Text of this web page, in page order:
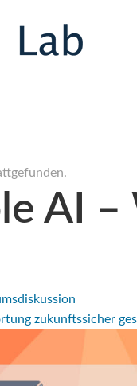
AI
zukunftssicher